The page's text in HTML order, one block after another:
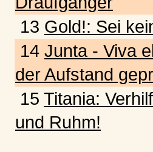
13 Gold!: Sei
14 Junta - Viva
der Aufstand
15 Titania:
und Ruhm!